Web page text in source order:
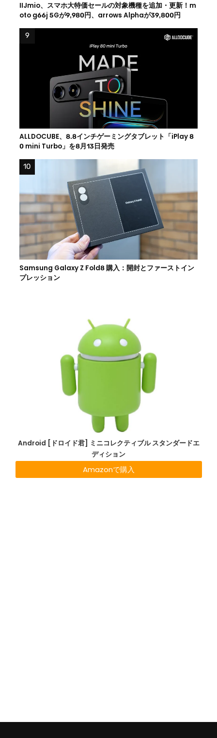
IIJmio、スマホ大特価セールの対象機種を追加・更新！m
oto g66j 5Gが9,980円、arrows Alphaが39,800円
ALLDOCUBE、8.8インチゲーミングタブレット「iPlay 8
0 mini Turbo」を8月13日発売
Samsung Galaxy Z Fold8 購入：開封とファーストイン
プレッション
Android [ドロイド君] ミニコレクティブル スタンダードエ
ディション
Amazonで購入